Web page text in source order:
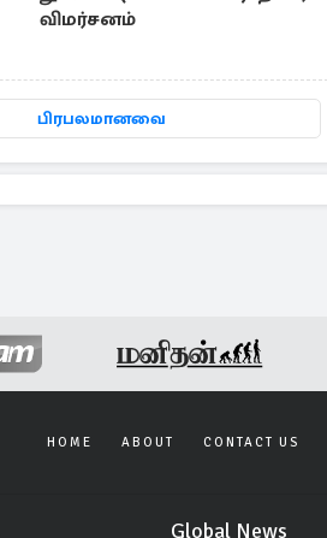
விமர்சனம்
பிரபலமானவை
HOME ABOUT CONTACT US
Global News